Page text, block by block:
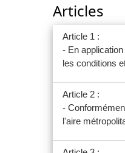
Articles
Article 1 :
- En
les conditions
Article 2 :
-
l'aire